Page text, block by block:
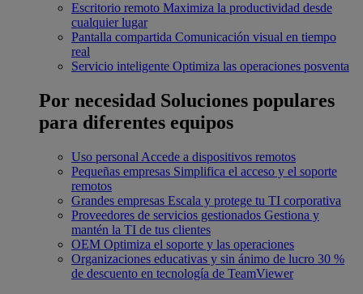
Escritorio remoto Maximiza la productividad desde
cualquier lugar
Pantalla compartida Comunicación visual en tiempo
real
Servicio inteligente Optimiza las operaciones posventa
Por necesidad Soluciones populares
para diferentes equipos
Uso personal Accede a dispositivos remotos
Pequeñas empresas Simplifica el acceso y el soporte
remotos
Grandes empresas Escala y protege tu TI corporativa
Proveedores de servicios gestionados Gestiona y
mantén la TI de tus clientes
OEM Optimiza el soporte y las operaciones
Organizaciones educativas y sin ánimo de lucro 30 %
de descuento en tecnología de TeamViewer